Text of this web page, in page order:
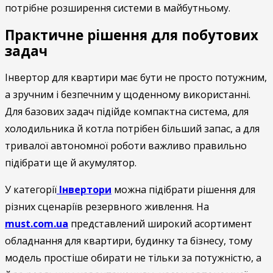
потрібне розширення системи в майбутньому.
Практичне рішення для побутових
задач
Інвертор для квартири має бути не просто потужним,
а зручним і безпечним у щоденному використанні.
Для базових задач підійде компактна система, для
холодильника й котла потрібен більший запас, а для
тривалої автономної роботи важливо правильно
підібрати ще й акумулятор.
У категорії Інвертори можна підібрати рішення для
різних сценаріїв резервного живлення. На
must.com.ua представлений широкий асортимент
обладнання для квартири, будинку та бізнесу, тому
модель простіше обирати не тільки за потужністю, а